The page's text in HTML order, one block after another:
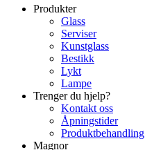
Produkter
Glass
Serviser
Kunstglass
Bestikk
Lykt
Lampe
Trenger du hjelp?
Kontakt oss
Åpningstider
Produktbehandling
Magnor